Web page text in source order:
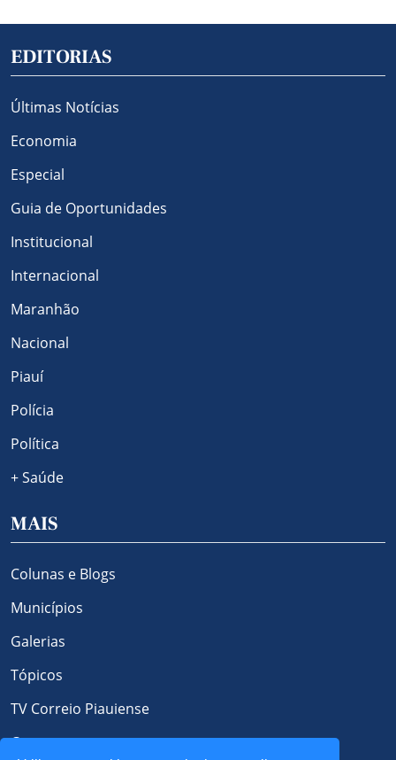
EDITORIAS
Últimas Notícias
Economia
Especial
Guia de Oportunidades
Institucional
Internacional
Maranhão
Nacional
Piauí
Polícia
Política
+ Saúde
MAIS
Colunas e Blogs
Municípios
Galerias
Tópicos
TV Correio Piauiense
Contato